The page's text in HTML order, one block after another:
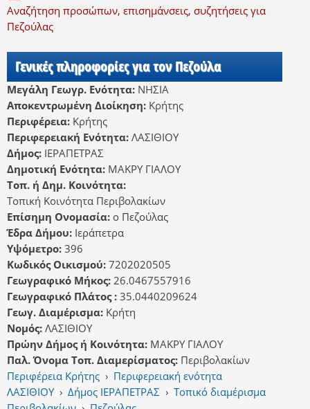
Αναζήτηση προσώπων, επισημάνσεις, συζητήσεις για
Πεζούλας
Γενικές πληροφορίες για τον Πεζούλα
Μεγάλη Γεωγρ. Ενότητα: ΝΗΣΙΑ
Αποκεντρωμένη Διοίκηση: Κρήτης
Περιφέρεια: Κρήτης
Περιφερειακή Ενότητα: ΛΑΣΙΘΙΟΥ
Δήμος: ΙΕΡΑΠΕΤΡΑΣ
Δημοτική Ενότητα: ΜΑΚΡΥ ΓΙΑΛΟΥ
Τοπ. ή Δημ. Κοινότητα:
Τοπική Κοινότητα Περιβολακίων
Επίσημη Ονομασία: ο Πεζούλας
Έδρα Δήμου: Ιεράπετρα
Υψόμετρο: 396
Κωδικός Οικισμού: 7202020505
Γεωγραφικό Μήκος: 26.0467557916
Γεωγραφικό Πλάτος : 35.0440209624
Γεωγ. Διαμέρισμα: Κρήτη
Νομός: ΛΑΣΙΘΙΟΥ
Πρώην Δήμος ή Κοινότητα: ΜΑΚΡΥ ΓΙΑΛΟΥ
Παλ. Όνομα Τοπ. Διαμερίσματος: Περιβολακίων
Περιφέρεια Κρήτης › Περιφερειακή ενότητα
ΛΑΣΙΘΙΟΥ › Δήμος ΙΕΡΑΠΕΤΡΑΣ › Τοπικό διαμέρισμα